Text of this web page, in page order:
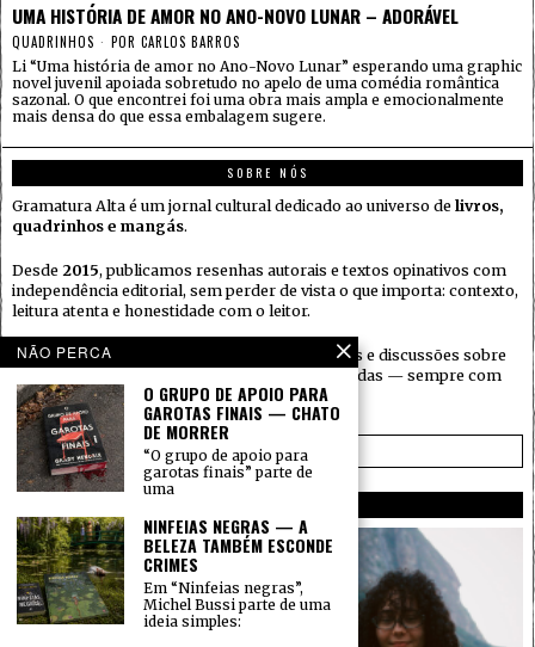
UMA HISTÓRIA DE AMOR NO ANO-NOVO LUNAR – ADORÁVEL
QUADRINHOS POR CARLOS BARROS
Li “Uma história de amor no Ano-Novo Lunar” esperando uma graphic
novel juvenil apoiada sobretudo no apelo de uma comédia romântica
sazonal. O que encontrei foi uma obra mais ampla e emocionalmente
mais densa do que essa embalagem sugere.
SOBRE NÓS
Gramatura Alta é um jornal cultural dedicado ao universo de livros,
quadrinhos e mangás.
Desde 2015, publicamos resenhas autorais e textos opinativos com
independência editorial, sem perder de vista o que importa: contexto,
leitura atenta e honestidade com o leitor.
Aqui você encontra críticas, indicações, análises e discussões sobre
lançamentos e obras que merecem ser revisitadas — sempre com
personalidade e sem rodeios.
SAIBA MAIS →
NÃO PERCA
O GRUPO DE APOIO PARA
GAROTAS FINAIS — CHATO
DE MORRER
“O grupo de apoio para
garotas finais” parte de
uma
NINFEIAS NEGRAS — A
BELEZA TAMBÉM ESCONDE
CRIMES
Em “Ninfeias negras”,
Michel Bussi parte de uma
ideia simples: